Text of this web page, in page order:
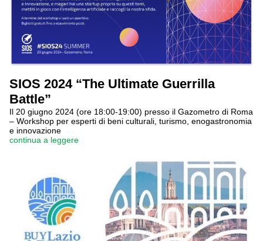
SIOS 2024 “The Ultimate Guerrilla
Battle”
Il 20 giugno 2024 (ore 18:00-19:00) presso il Gazometro di Roma
– Workshop per esperti di beni culturali, turismo, enogastronomia
e innovazione
continua a leggere